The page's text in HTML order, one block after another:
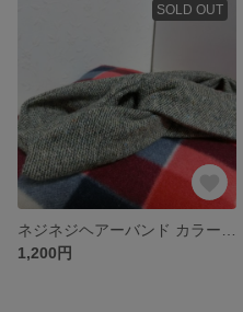
SOLD OUT
1,200円